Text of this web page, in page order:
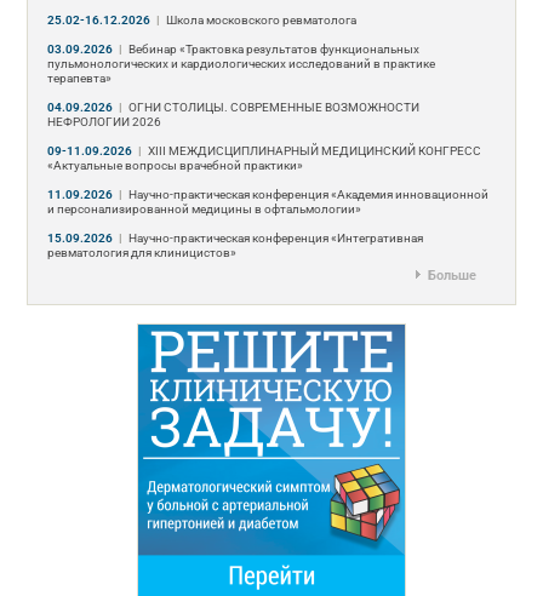
25.02-16.12.2026 | Школа московского ревматолога
03.09.2026 | Вебинар «Трактовка результатов функциональных
пульмонологических и кардиологических исследований в практике
терапевта»
04.09.2026 | ОГНИ СТОЛИЦЫ. СОВРЕМЕННЫЕ ВОЗМОЖНОСТИ
НЕФРОЛОГИИ 2026
09-11.09.2026 | ХIII МЕЖДИСЦИПЛИНАРНЫЙ МЕДИЦИНСКИЙ КОНГРЕСС
«Актуальные вопросы врачебной практики»
11.09.2026 | Научно-практическая конференция «Академия инновационной
и персонализированной медицины в офтальмологии»
15.09.2026 | Научно-практическая конференция «Интегративная
ревматология для клиницистов»
Больше